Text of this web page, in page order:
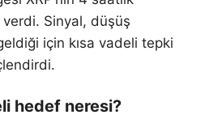
Sinyal, düşüş
için kısa vadeli tepki
hedef neresi?